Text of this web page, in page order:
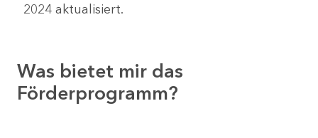
2024 aktualisiert.
Was bietet mir das
Förderprogramm?